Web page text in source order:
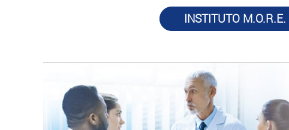
INSTITUTO M.O.R.E.